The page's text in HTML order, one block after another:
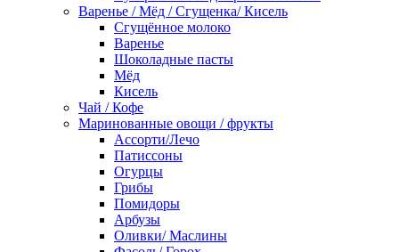
Варенье / Мёд / Сгущенка/ Кисель
Сгущённое молоко
Варенье
Шоколадные пасты
Мёд
Кисель
Чай / Кофе
Маринованные овощи / фрукты
Ассорти/Лечо
Патиссоны
Огурцы
Грибы
Помидоры
Арбузы
Оливки/ Маслины